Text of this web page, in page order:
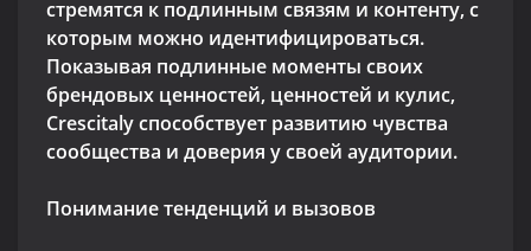
стремятся к подлинным связям и контенту, с
которым можно идентифицироваться.
Показывая подлинные моменты своих
брендовых ценностей, ценностей и кулис,
Crescitaly способствует развитию чувства
сообщества и доверия у своей аудитории.
Понимание тенденций и вызовов